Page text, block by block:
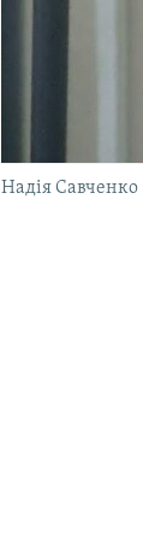
Надія Савченко